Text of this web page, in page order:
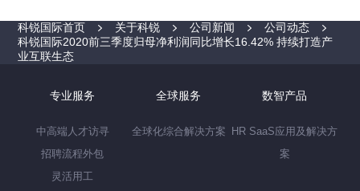
科锐国际首页 关于科锐 公司新闻
公司动态
科锐国际2020前三季度归母净利润同比增长16.42% 持续打造产
业互联生态
专业服务
中高端人才访寻
招聘流程外包
灵活用工
全球服务
全球化综合解决方案
数智产品
HR SaaS应用及解决方
案